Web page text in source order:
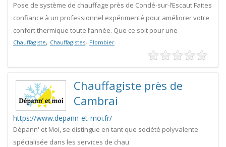
Pose de système de chauffage près de Condé-sur-l’Escaut Faites
confiance à un professionnel expérimenté pour améliorer votre
confort thermique toute l’année. Que ce soit pour une
Chauffagiste, Chauffagistes, Plombier
Chauffagiste près de
Cambrai
https://www.depann-et-moi.fr/
Dépann' et Moi, se distingue en tant que société polyvalente
spécialisée dans les services de chau